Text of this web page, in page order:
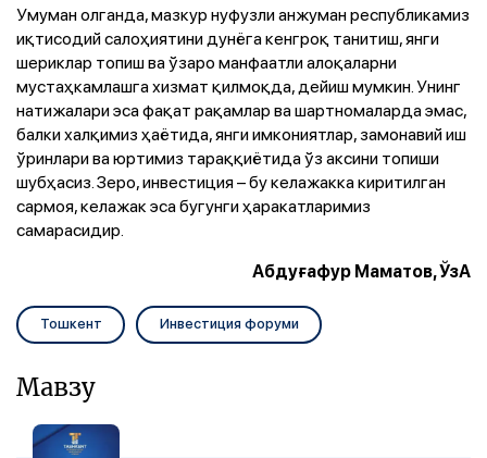
Умуман олганда, мазкур нуфузли анжуман республикамиз
иқтисодий салоҳиятини дунёга кенгроқ танитиш, янги
шериклар топиш ва ўзаро манфаатли алоқаларни
мустаҳкамлашга хизмат қилмоқда, дейиш мумкин. Унинг
натижалари эса фақат рақамлар ва шартномаларда эмас,
балки халқимиз ҳаётида, янги имкониятлар, замонавий иш
ўринлари ва юртимиз тараққиётида ўз аксини топиши
шубҳасиз. Зеро, инвестиция – бу келажакка киритилган
сармоя, келажак эса бугунги ҳаракатларимиз
самарасидир.
Абдуғафур Маматов, ЎзА
Тошкент Инвестиция форуми
Мавзу